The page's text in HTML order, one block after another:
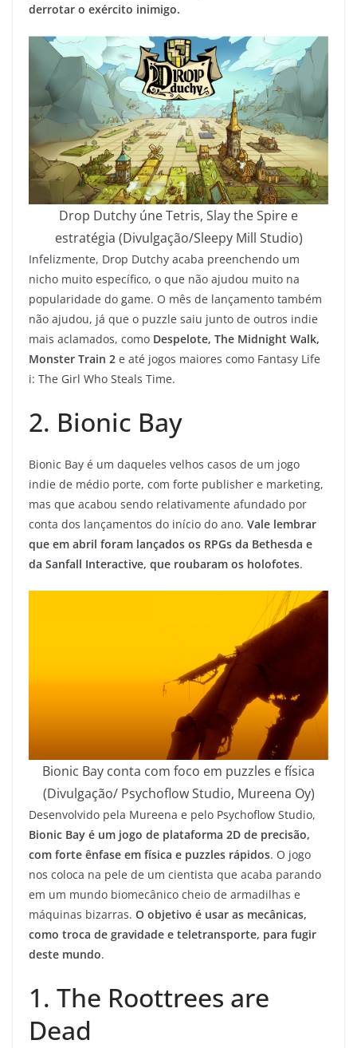
derrotar o exército inimigo.
Drop Dutchy úne Tetris, Slay the Spire e
estratégia (Divulgação/Sleepy Mill Studio)
Infelizmente, Drop Dutchy acaba preenchendo um
nicho muito específico, o que não ajudou muito na
popularidade do game. O mês de lançamento também
não ajudou, já que o puzzle saiu junto de outros indie
mais aclamados, como Despelote, The Midnight Walk,
Monster Train 2 e até jogos maiores como Fantasy Life
i: The Girl Who Steals Time.
2. Bionic Bay
Bionic Bay é um daqueles velhos casos de um jogo
indie de médio porte, com forte publisher e marketing,
mas que acabou sendo relativamente afundado por
conta dos lançamentos do início do ano. Vale lembrar
que em abril foram lançados os RPGs da Bethesda e
da Sanfall Interactive, que roubaram os holofotes.
Bionic Bay conta com foco em puzzles e física
(Divulgação/ Psychoflow Studio, Mureena Oy)
Desenvolvido pela Mureena e pelo Psychoflow Studio,
Bionic Bay é um jogo de plataforma 2D de precisão,
com forte ênfase em física e puzzles rápidos. O jogo
nos coloca na pele de um cientista que acaba parando
em um mundo biomecânico cheio de armadilhas e
máquinas bizarras. O objetivo é usar as mecânicas,
como troca de gravidade e teletransporte, para fugir
deste mundo.
1. The Roottrees are
Dead